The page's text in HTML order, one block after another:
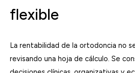
flexible
La rentabilidad de la ortodoncia no
revisando una hoja de cálculo. Se